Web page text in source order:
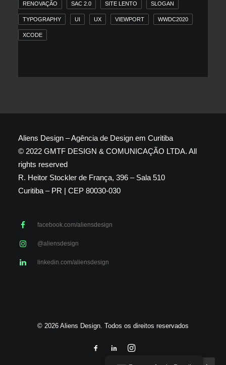
RENOVAÇÃO SAC 2.0 SITE LENTO SLOGAN
TYPOGRAPHY UI UX VIEWPORT WWDC2020
XCODE
Aliens Design – Agência de Design em Curitiba
© 2022 GMTF DESIGN & COMUNICAÇÃO LTDA. All
rights reserved
R. Heitor Stockler de França, 396 – Sala 510
Curitiba – PR | CEP 80030-030
facebook.com/aliensdesign
@aliensdesign
linkedin.com/aliensdesign
© 2026 Aliens Design. Todos os direitos reservados